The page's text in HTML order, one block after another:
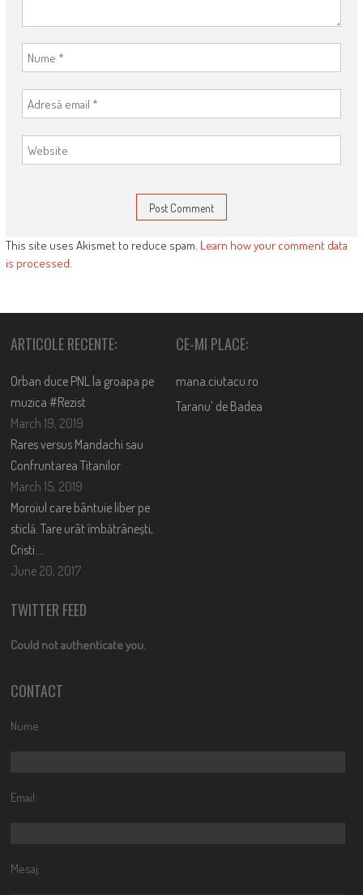
This site uses Akismet to reduce spam. Learn how your comment data
is processed.
ARTICOLE RECENTE:
Orban duce PNL la groapa pe
muzica #Rezist
March 19, 2019
Rares versus Mandachi sau
Confruntarea Titanilor
March 15, 2019
Moroiul care bântuie liber pe
sticlă. Tare urât îmbătrânești,
Cristi….
June 20, 2017
CE-MI PLACE:
mana.ciutacu.ro
Taranu’ de Badea
TWITTER FEED
Could not authenticate you.
CONTACT
Nume:
Email:
Mesaj: